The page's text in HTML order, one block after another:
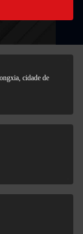
cidade de